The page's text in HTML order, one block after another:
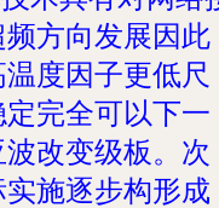
方向发展因此
度因子更低尺
完全可以下一
改变级板。次
施逐步构形成